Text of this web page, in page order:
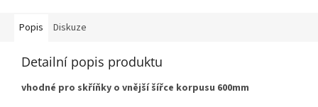
Popis Diskuze
Detailní popis produktu
vhodné pro skříňky o vnější šířce korpusu 600mm